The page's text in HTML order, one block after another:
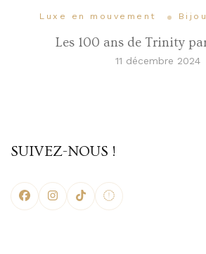
Luxe en mouvement
Les 100 ans de Trinity
11 décembre 2024
SUIVEZ-NOUS !